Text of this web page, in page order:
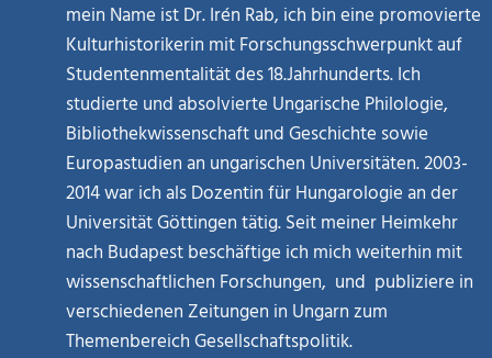
mein Name ist Dr. Irén Rab, ich bin eine promovierte
Kulturhistorikerin mit Forschungsschwerpunkt auf
Studentenmentalität des 18.Jahrhunderts. Ich
studierte und absolvierte Ungarische Philologie,
Bibliothekwissenschaft und Geschichte sowie
Europastudien an ungarischen Universitäten. 2003-
2014 war ich als Dozentin für Hungarologie an der
Universität Göttingen tätig. Seit meiner Heimkehr
nach Budapest beschäftige ich mich weiterhin mit
wissenschaftlichen Forschungen, und publiziere in
verschiedenen Zeitungen in Ungarn zum
Themenbereich Gesellschaftspolitik.